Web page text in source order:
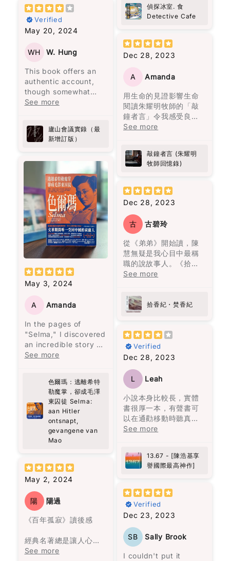
reflect more than I
expected. About
grief, about
forgiveness, about
people even when it’s
not easy. It’s not
heavy in an
overwhelming way,
but it stays with you.
effect: this book
made me curious
to give too much
away. But this is one
of those books that
doesn’t just end when
you finish it. It kind of
follows you for a
while.
I don’t have many
“favorite books”… but
this one is definitely
on the list now.
deserves greater
attention.
效果常常伴隨著更嚴重
的疲憊和煩躁。
比如建議先吃沙拉再吃
主餐，還有避免空腹吃
高糖食物。我開始實施
這些方法後，發現能量
水平變得更加穩定，下
午的疲憊感也消失了。
幾乎不再發生了，而腹
部的改善也非常明顯！
作為亞洲人，我知道自
己面對糖尿病的風險比
其他族群更高。 這本書
不僅幫助我穩定血糖，
還激勵我更加注重健
康，並且能在繁忙的生
活中輕鬆融入這些簡單
而有效的策略。如果你
跟我一樣忙碌，又擔心
糖尿病風險，這本書真
Verified
May 20, 2024
WH W. Hung
This book offers an
authentic account,
though somewhat
lengthy, from a
political meeting
called by Chairman
Initially intended to
address
administrative
shortcomings, the
meeting escalated
into a political storm
following a letter from
General Peng Dehuai,
who criticized many
of Mao's policies. The
book provides a
revealing glimpse into
the internal political
top echelons of the
Party. However,
readers should
approach it with a
degree of skepticism,
party member and
may not adopt a
critical perspective.
Despite this, the book
is a valuable read for
those interested in
the dynamics of
interrelationships,
and their thought
processes.
See more
廬山會議實錄（最
新增訂版）
May 3, 2024
A Amanda
In the pages of
"Selma," I discovered
an incredible story of
resilience and
Selma's journey,
surviving the horrors
of both Hitler's and
Mao's regimes, is a
testament to the
human spirit's ability
What struck me most
was Selma's choice
opportunity to
escape, and her
unwavering
persevere. Through
Carolijn Visser's vivid
See more
色爾瑪：逃離希特
勒魔掌，卻成毛澤
東囚徒 Selma:
aan Hitler
ontsnapt,
gevangene van
Mao
May 2, 2024
陽 陽過
《百年孤寂》讀後感
經典名著總是讓人心生
敬畏，因為害怕讀不懂
《百年孤寂》讀的是什
的孤獨。
See more
困難。
當然是不可原諒的，但
大部分的暴力是無形的
傷害。用言語貶低、冷
怒無常等，這些都會造
且難以展示給他人看，
心靈上的痛苦更加深
刻。
開了那個打她的男人，
並打破了母親相同命運
閱讀完這本書後，我感
到獲得了面對生命痛苦
命中最愛的人，並思考
如何最愛待自己。這本
書教會我們，愛是要找
一個願意一直陪伴、支
持並灌溉你的人，而不
是將你視為可隨時擁有
花朵盛開了，正如智者
巴觀所說："當你喜歡上
你愛上一朵花，你天天
灌溉它。" 最終，愛是要
找一個願意一直灌溉你
可以隨意擁有的人。
正宗嘅港式佳餚，令人
回味無窮。陳浩基呢位
入菜，以灣仔老牌德國
菜館「茜茜餐廳」為廚
房，將難以拍得嘅兄弟
而《唐人街肉醬意粉藏
屍案》由神秘作家黑貓C
主理，以一道焗肉醬意
粉揭示茶餐廳嘅不可告
人嘅秘密，真係啱啱好
味又出奇制勝。其他嘅
蕾嘅一場奇妙之旅，啲
懸疑、驚悚、笑料就似
食神樂園，更係陳浩基
同其他作家嘅文學饗
宴，睇得過癮又回味無
窮。
偵探冰室. 食
Detective Cafe
Dec 28, 2023
A Amanda
用生命的見證影響生命
閱讀朱耀明牧師的「敲
鐘者言」令我感受良
多。當中遇上生命的挫
為我的指南。朱牧加
油！💪🏻
See more
敲鐘者言 (朱耀明
牧師回憶錄)
Dec 28, 2023
古 古碧玲
從《弟弟》開始讀，陳
慧無疑是我心目中最稱
職的說故事人。《拾香
紀 焚香紀》寫九七前的
紀連結，照常不炫技，
寫得讓人在新聞中的事
件驚心動魄，回不去的
媽們的作為與不作為。
開卷啟頁就放不下的
書。
See more
拾香紀・焚香紀
Verified
Dec 28, 2023
L Leah
小說本身比較長，實體
書很厚一本，有聲書可
以在通勸移動時聽真的
很方面。故事本身相當
者的表達亦另故事更精
彩。
See more
13.67 - [陳浩基享
譽國際最高神作]
Verified
Dec 23, 2023
SB Sally Brook
I couldn't put it